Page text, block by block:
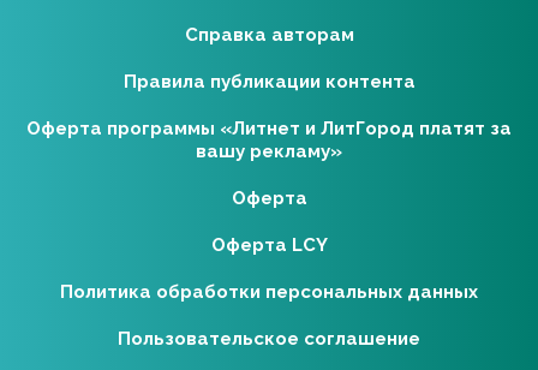
Справка авторам
Правила публикации контента
Оферта программы «Литнет и ЛитГород платят за
вашу рекламу»
Оферта
Оферта LCY
Политика обработки персональных данных
Пользовательское соглашение